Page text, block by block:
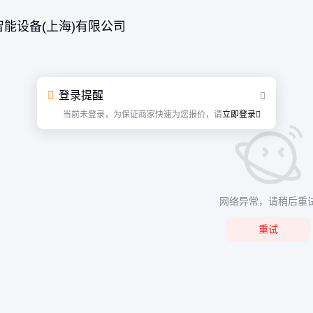
能设备(上海)有限公司
登录提醒
当前未登录，为保证商家快速为您报价，请立即登录
网络异常，请稍后重
重试